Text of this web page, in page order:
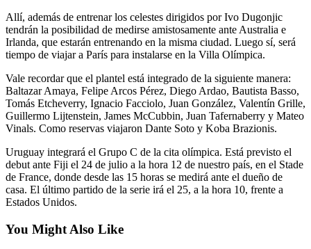
Allí, además de entrenar los celestes dirigidos por Ivo Dugonjic
tendrán la posibilidad de medirse amistosamente ante Australia e
Irlanda, que estarán entrenando en la misma ciudad. Luego sí, será
tiempo de viajar a París para instalarse en la Villa Olímpica.
Vale recordar que el plantel está integrado de la siguiente manera:
Baltazar Amaya, Felipe Arcos Pérez, Diego Ardao, Bautista Basso,
Tomás Etcheverry, Ignacio Facciolo, Juan González, Valentín Grille,
Guillermo Lijtenstein, James McCubbin, Juan Tafernaberry y Mateo
Vinals. Como reservas viajaron Dante Soto y Koba Brazionis.
Uruguay integrará el Grupo C de la cita olímpica. Está previsto el
debut ante Fiji el 24 de julio a la hora 12 de nuestro país, en el Stade
de France, donde desde las 15 horas se medirá ante el dueño de
casa. El último partido de la serie irá el 25, a la hora 10, frente a
Estados Unidos.
You Might Also Like